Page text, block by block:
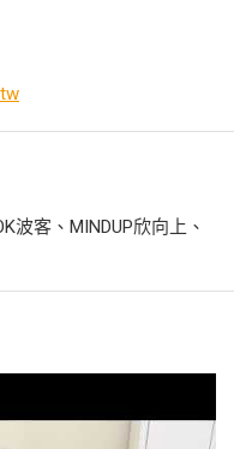
波客、MINDUP欣向上、